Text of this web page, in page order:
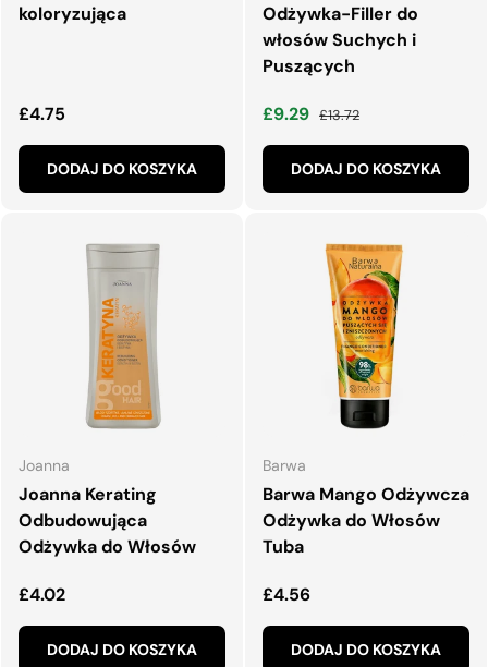
koloryzująca
Normalna cena
£4.75
DODAJ DO KOSZYKA
Odżywka-Filler do
włosów Suchych i
Puszących
Cena wyprzedaży
£9.29 Normalna cena
£13.72
DODAJ DO KOSZYKA
Joanna
Joanna Kerating
Odbudowująca
Odżywka do Włosów
Normalna cena
£4.02
DODAJ DO KOSZYKA
Barwa
Barwa Mango Odżywcza
Odżywka do Włosów
Tuba
Normalna cena
£4.56
DODAJ DO KOSZYKA